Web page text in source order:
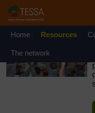
Passer au contenu principal
OpenLearn Create will
August 2026 from 8am
Home Resources
The network